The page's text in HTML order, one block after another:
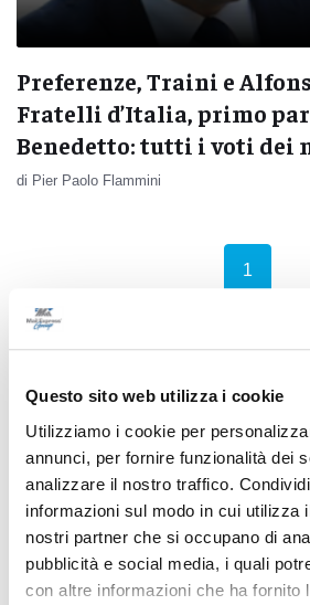
Questo sito web utilizza i cookie
Utilizziamo i cookie per
annunci, per fornire funzionalità dei
analizzare il nostro traffico.
informazioni sul modo in cui utilizza
nostri partner che si occupano di
pubblicità e social media, i quali
con altre informazioni che ha fornito
Preferenze, Traini e
Fratelli d’Italia, primo
Benedetto: tutti i voti dei
di Pier Paolo Flammini
1
Pubblicità